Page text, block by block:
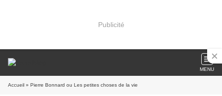
Publicité
MENU
Accueil » Pierre Bonnard ou Les petites choses de la vie